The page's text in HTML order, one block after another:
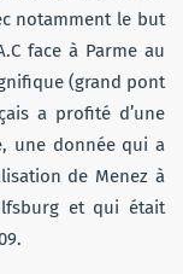
notamment le but
face à Parme au
(grand pont
a profité d’une
une donnée qui a
de Menez à
et qui était